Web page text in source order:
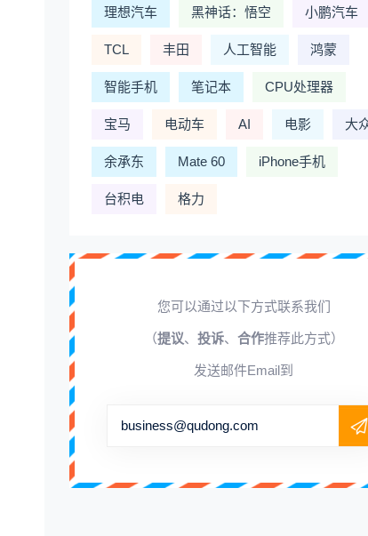
理想汽车 黑神话：悟空 小鹏汽车
TCL 丰田 人工智能 鸿蒙
智能手机 笔记本 CPU处理器
宝马 电动车 AI 电影 大
余承东 Mate 60 iPhone手机
台积电 格力
您可以通过以下方式联系我们
（提议、 投诉、 合作推荐此方式）
发送邮件Email到
business@qudong.com